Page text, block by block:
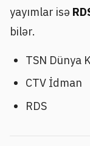
yayımlar isə
bilər.
TSN Dünya
CTV İdman
RDS